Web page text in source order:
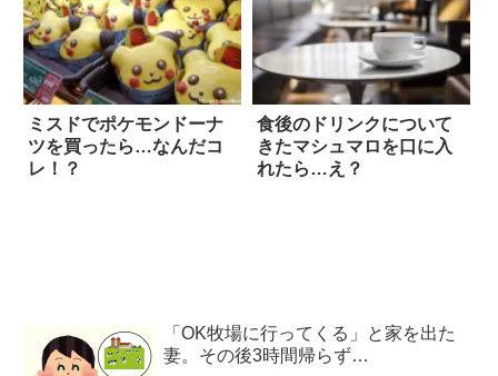
ミスドでポケモンドーナ
ツを買ったら…なんだコ
レ！？
食後のドリンクについて
きたマシュマロを口に入
れたら…え？
「OK牧場に行ってくる」と家を出た
妻。その後3時間帰らず…